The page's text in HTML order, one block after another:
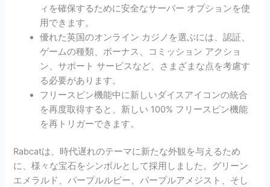
ィを確保するために安全なサーバー オプションを使
用できます。
優れた英国のオンライン カジノを選ぶには、認証、
ゲームの種類、ボーナス、コミッション アクショ
ン、サポート サービスなど、さまざまな点を考慮す
る必要があります。
フリースピン機能中に新しいダイスアイコンの統合
を再度取得すると、新しい 100% フリースピン機能
を再トリガーできます。
Rabcatは、時代遅れのテーマに新たな外観を与えるため
に、様々な宝石をシンボルとして採用しました。グリーン
エメラルド、パープルルビー、パープルアメジスト、そし